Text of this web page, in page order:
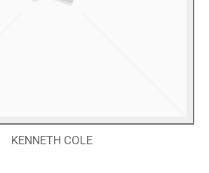
KENNETH COLE